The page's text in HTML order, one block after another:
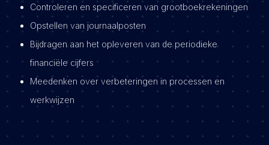
Controleren en specificeren van grootboekrekeningen
Opstellen van journaalposten
Bijdragen aan het opleveren van de periodieke
financiële cijfers
Meedenken over verbeteringen in processen en
werkwijzen